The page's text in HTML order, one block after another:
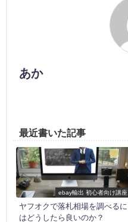
あか
最近書いた記事
ebay輸出 初心者向け講座
ヤフオクで落札相場を調べるに
はどうしたら良いのか？